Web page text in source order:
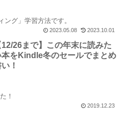
グ」学習方法です。
2023.05.08 2023.10.01
12/26まで】この年末に読みた
本をKindle冬のセールでまとめ
！
！
2019.12.23